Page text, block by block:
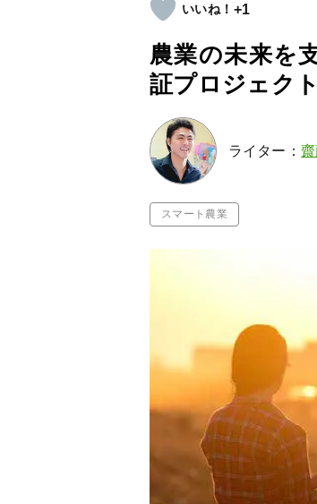
+1
農業の未来を
証プロジェク
ライター：
スマート農業